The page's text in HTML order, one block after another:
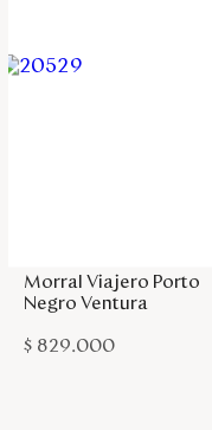
Colombia
Morral Viajero Porto
Negro Ventura
$ 829.000